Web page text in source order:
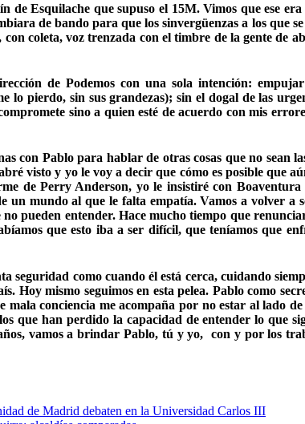
de Esquilache que supuso el 15M. Vimos que ese
de bando para que los sinvergüenzas a los que
coleta, voz trenzada con el timbre de la gente de
de Podemos con una sola intención:
lo pierdo, sin sus grandezas); sin el dogal de las
sino a quien esté de acuerdo con mis
con Pablo para hablar de otras cosas que no sean
visto y yo le voy a decir que cómo es posible que
de Perry Anderson, yo le insistiré con Boaventura
un mundo al que le falta empatía. Vamos a volver a
pueden entender. Hace mucho tiempo que
que esto iba a ser difícil, que teníamos que
seguridad como cuando él está cerca, cuidando
Hoy mismo seguimos en esta pelea. Pablo como
mala conciencia me acompaña por no estar al lado
que han perdido la capacidad de entender lo que
vamos a brindar Pablo, tú y yo, con y por los
de Madrid debaten en la Universidad Carlos III